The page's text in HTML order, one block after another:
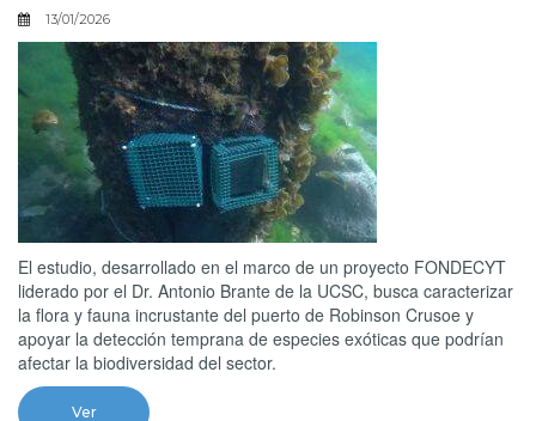
13/01/2026
El estudio, desarrollado en el marco de un proyecto FONDECYT
liderado por el Dr. Antonio Brante de la UCSC, busca caracterizar
la flora y fauna incrustante del puerto de Robinson Crusoe y
apoyar la detección temprana de especies exóticas que podrían
afectar la biodiversidad del sector.
Ver